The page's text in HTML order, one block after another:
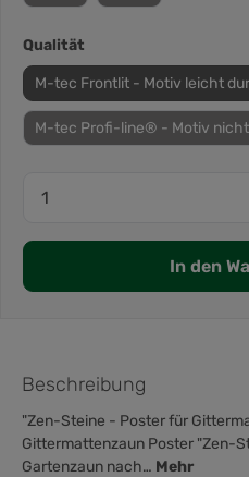
Qualität
M-tec Frontlit - Motiv leicht
M-tec Profi-line® - Motiv
In den
Beschreibung
"Zen-Steine - Poster für
Gittermattenzaun Poster "Zen-
Gartenzaun nach… Mehr